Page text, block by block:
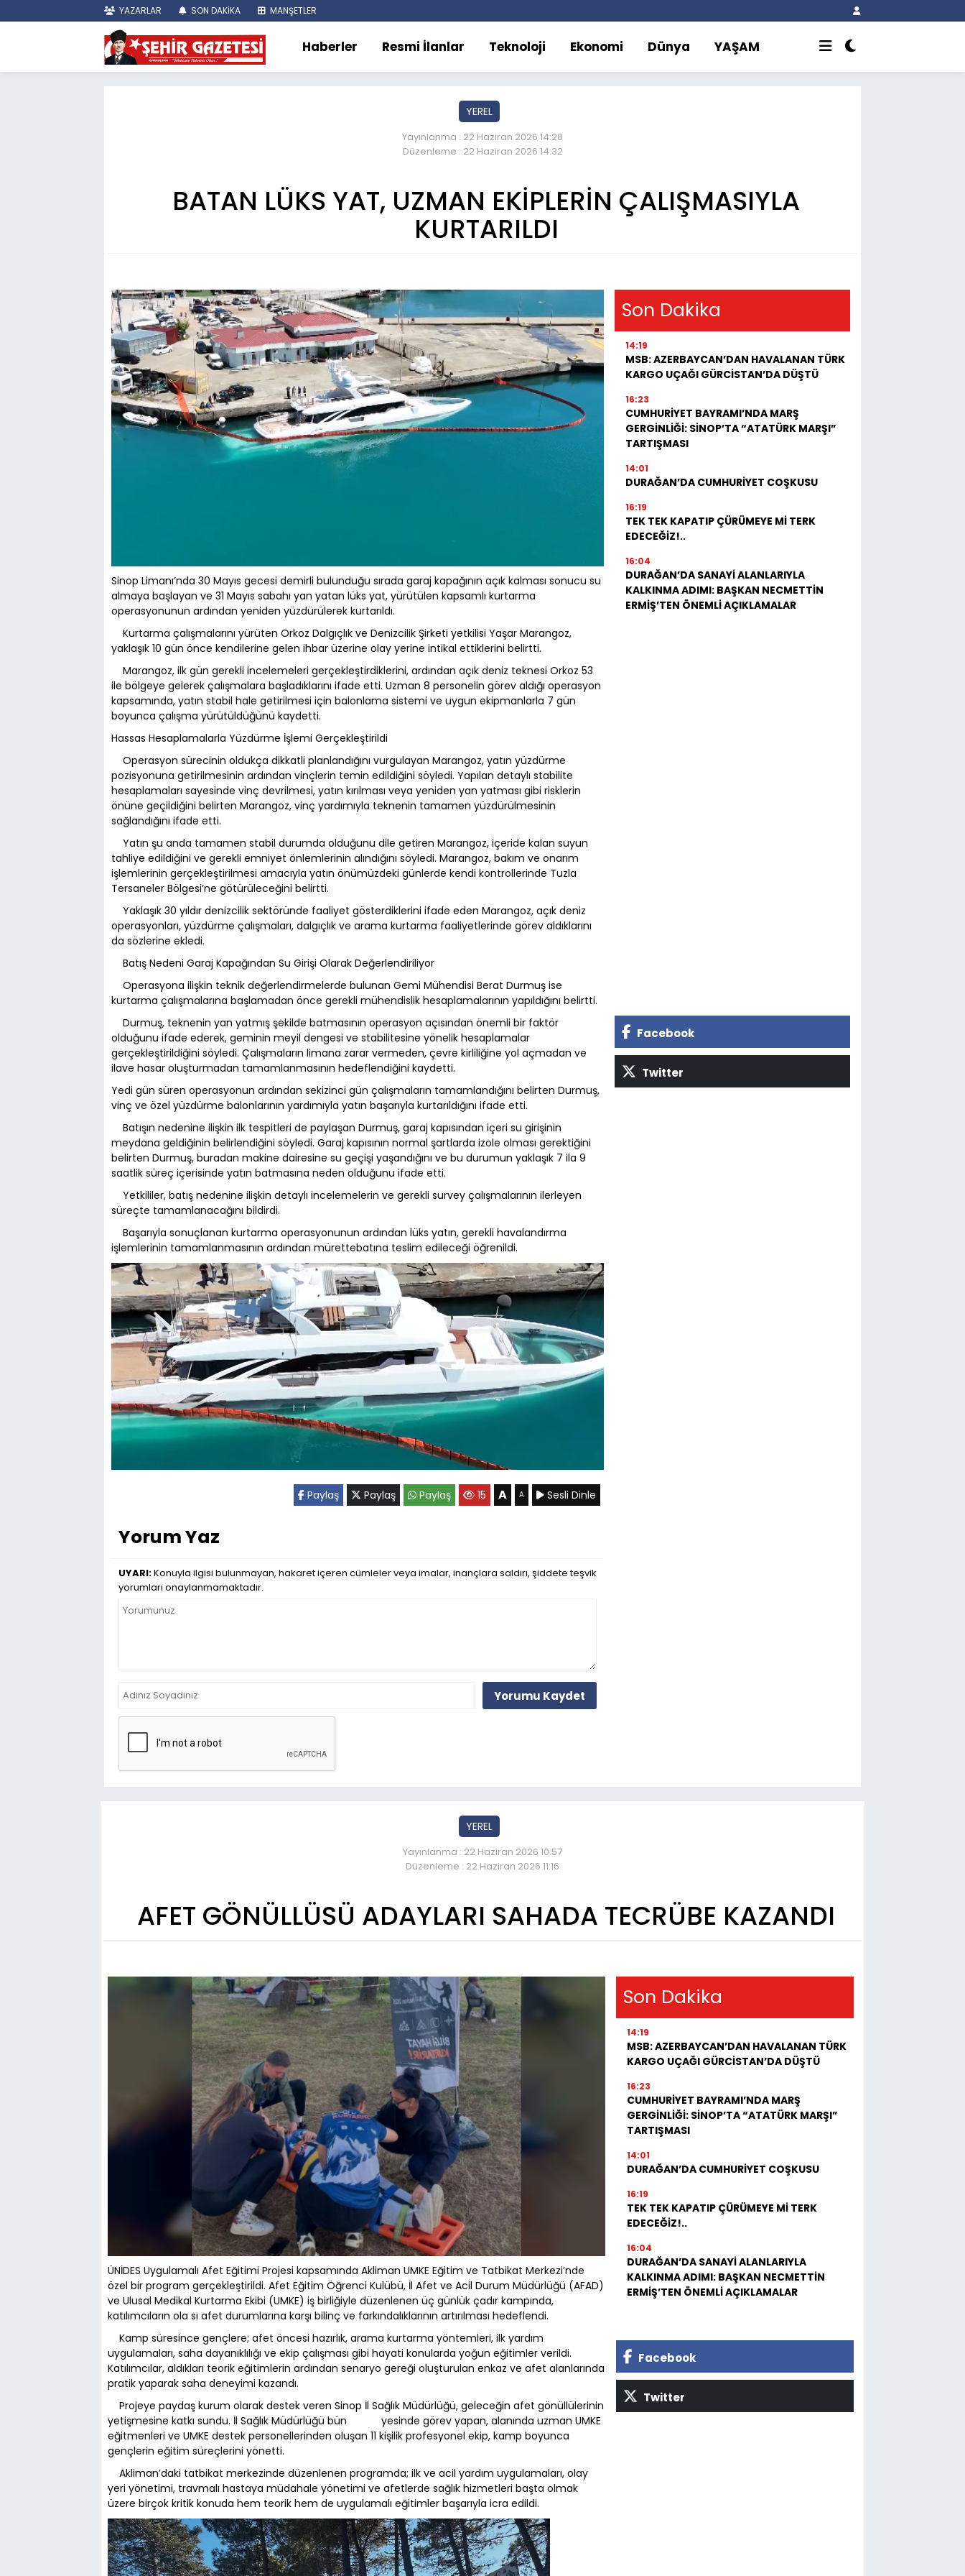
YAZARLAR SON DAKİKA MANŞETLER
Haberler Resmi İlanlar Teknoloji Ekonomi Dünya YAŞAM
YEREL
Yayınlanma : 22 Haziran 2026 14:28
Düzenleme : 22 Haziran 2026 14:32
BATAN LÜKS YAT, UZMAN EKİPLERİN ÇALIŞMASIYLA
KURTARILDI
Sinop Limanı’nda 30 Mayıs gecesi demirli bulunduğu sırada garaj kapağının açık kalması sonucu su
almaya başlayan ve 31 Mayıs sabahı yan yatan lüks yat, yürütülen kapsamlı kurtarma
operasyonunun ardından yeniden yüzdürülerek kurtarıldı.
Kurtarma çalışmalarını yürüten Orkoz Dalgıçlık ve Denizcilik Şirketi yetkilisi Yaşar Marangoz,
yaklaşık 10 gün önce kendilerine gelen ihbar üzerine olay yerine intikal ettiklerini belirtti.
Marangoz, ilk gün gerekli incelemeleri gerçekleştirdiklerini, ardından açık deniz teknesi Orkoz 53
ile bölgeye gelerek çalışmalara başladıklarını ifade etti. Uzman 8 personelin görev aldığı operasyon
kapsamında, yatın stabil hale getirilmesi için balonlama sistemi ve uygun ekipmanlarla 7 gün
boyunca çalışma yürütüldüğünü kaydetti.
Hassas Hesaplamalarla Yüzdürme İşlemi Gerçekleştirildi
Operasyon sürecinin oldukça dikkatli planlandığını vurgulayan Marangoz, yatın yüzdürme
pozisyonuna getirilmesinin ardından vinçlerin temin edildiğini söyledi. Yapılan detaylı stabilite
hesaplamaları sayesinde vinç devrilmesi, yatın kırılması veya yeniden yan yatması gibi risklerin
önüne geçildiğini belirten Marangoz, vinç yardımıyla teknenin tamamen yüzdürülmesinin
sağlandığını ifade etti.
Yatın şu anda tamamen stabil durumda olduğunu dile getiren Marangoz, içeride kalan suyun
tahliye edildiğini ve gerekli emniyet önlemlerinin alındığını söyledi. Marangoz, bakım ve onarım
işlemlerinin gerçekleştirilmesi amacıyla yatın önümüzdeki günlerde kendi kontrollerinde Tuzla
Tersaneler Bölgesi’ne götürüleceğini belirtti.
Yaklaşık 30 yıldır denizcilik sektöründe faaliyet gösterdiklerini ifade eden Marangoz, açık deniz
operasyonları, yüzdürme çalışmaları, dalgıçlık ve arama kurtarma faaliyetlerinde görev aldıklarını
da sözlerine ekledi.
Batış Nedeni Garaj Kapağından Su Girişi Olarak Değerlendiriliyor
Operasyona ilişkin teknik değerlendirmelerde bulunan Gemi Mühendisi Berat Durmuş ise
kurtarma çalışmalarına başlamadan önce gerekli mühendislik hesaplamalarının yapıldığını belirtti.
Durmuş, teknenin yan yatmış şekilde batmasının operasyon açısından önemli bir faktör
olduğunu ifade ederek, geminin meyil dengesi ve stabilitesine yönelik hesaplamalar
gerçekleştirildiğini söyledi. Çalışmaların limana zarar vermeden, çevre kirliliğine yol açmadan ve
ilave hasar oluşturmadan tamamlanmasının hedeflendiğini kaydetti.
Yedi gün süren operasyonun ardından sekizinci gün çalışmaların tamamlandığını belirten Durmuş,
vinç ve özel yüzdürme balonlarının yardımıyla yatın başarıyla kurtarıldığını ifade etti.
Batışın nedenine ilişkin ilk tespitleri de paylaşan Durmuş, garaj kapısından içeri su girişinin
meydana geldiğinin belirlendiğini söyledi. Garaj kapısının normal şartlarda izole olması gerektiğini
belirten Durmuş, buradan makine dairesine su geçişi yaşandığını ve bu durumun yaklaşık 7 ila 9
saatlik süreç içerisinde yatın batmasına neden olduğunu ifade etti.
Yetkililer, batış nedenine ilişkin detaylı incelemelerin ve gerekli survey çalışmalarının ilerleyen
süreçte tamamlanacağını bildirdi.
Başarıyla sonuçlanan kurtarma operasyonunun ardından lüks yatın, gerekli havalandırma
işlemlerinin tamamlanmasının ardından mürettebatına teslim edileceği öğrenildi.
Paylaş Paylaş Paylaş 15 A A Sesli Dinle
Yorum Yaz
UYARI:Konuyla ilgisi bulunmayan, hakaret içeren cümleler veya imalar, inançlara saldırı, şiddete teşvik
yorumları onaylanmamaktadır.
Yorumu Kaydet
Son Dakika
14:19
MSB: AZERBAYCAN’DAN HAVALANAN TÜRK
KARGO UÇAĞI GÜRCİSTAN’DA DÜŞTÜ
16:23
CUMHURİYET BAYRAMI’NDA MARŞ
GERGİNLİĞİ: SİNOP’TA “ATATÜRK MARŞI”
TARTIŞMASI
14:01
DURAĞAN’DA CUMHURİYET COŞKUSU
16:19
TEK TEK KAPATIP ÇÜRÜMEYE Mİ TERK
EDECEĞİZ!..
16:04
DURAĞAN’DA SANAYİ ALANLARIYLA
KALKINMA ADIMI: BAŞKAN NECMETTİN
ERMİŞ’TEN ÖNEMLİ AÇIKLAMALAR
Facebook
Twitter
YEREL
Yayınlanma : 22 Haziran 2026 10:57
Düzenleme : 22 Haziran 2026 11:16
AFET GÖNÜLLÜSÜ ADAYLARI SAHADA TECRÜBE KAZANDI
ÜNİDES Uygulamalı Afet Eğitimi Projesi kapsamında Akliman UMKE Eğitim ve Tatbikat Merkezi’nde
özel bir program gerçekleştirildi. Afet Eğitim Öğrenci Kulübü, İl Afet ve Acil Durum Müdürlüğü (AFAD)
ve Ulusal Medikal Kurtarma Ekibi (UMKE) iş birliğiyle düzenlenen üç günlük çadır kampında,
katılımcıların ola sı afet durumlarına karşı bilinç ve farkındalıklarının artırılması hedeflendi.
Kamp süresince gençlere; afet öncesi hazırlık, arama kurtarma yöntemleri, ilk yardım
uygulamaları, saha dayanıklılığı ve ekip çalışması gibi hayati konularda yoğun eğitimler verildi.
Katılımcılar, aldıkları teorik eğitimlerin ardından senaryo gereği oluşturulan enkaz ve afet alanlarında
pratik yaparak saha deneyimi kazandı.
Projeye paydaş kurum olarak destek veren Sinop İl Sağlık Müdürlüğü, geleceğin afet gönüllülerinin
yetişmesine katkı sundu. İl Sağlık Müdürlüğü bün yesinde görev yapan, alanında uzman UMKE
eğitmenleri ve UMKE destek personellerinden oluşan 11 kişilik profesyonel ekip, kamp boyunca
gençlerin eğitim süreçlerini yönetti.
Akliman’daki tatbikat merkezinde düzenlenen programda; ilk ve acil yardım uygulamaları, olay
yeri yönetimi, travmalı hastaya müdahale yönetimi ve afetlerde sağlık hizmetleri başta olmak
üzere birçok kritik konuda hem teorik hem de uygulamalı eğitimler başarıyla icra edildi.
Son Dakika
14:19
MSB: AZERBAYCAN’DAN HAVALANAN TÜRK
KARGO UÇAĞI GÜRCİSTAN’DA DÜŞTÜ
16:23
CUMHURİYET BAYRAMI’NDA MARŞ
GERGİNLİĞİ: SİNOP’TA “ATATÜRK MARŞI”
TARTIŞMASI
14:01
DURAĞAN’DA CUMHURİYET COŞKUSU
16:19
TEK TEK KAPATIP ÇÜRÜMEYE Mİ TERK
EDECEĞİZ!..
16:04
DURAĞAN’DA SANAYİ ALANLARIYLA
KALKINMA ADIMI: BAŞKAN NECMETTİN
ERMİŞ’TEN ÖNEMLİ AÇIKLAMALAR
Facebook
Twitter